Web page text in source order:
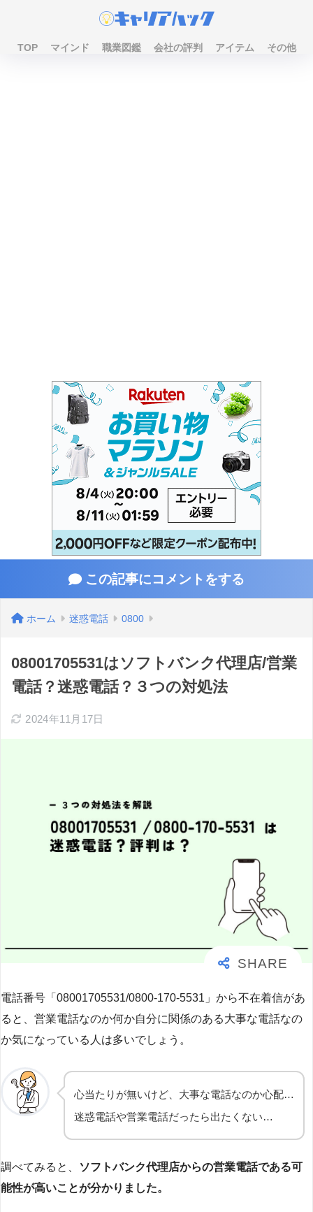
TOP マインド 職業図鑑 会社の評判 アイテム その他
この記事にコメントをする
ホーム 迷惑電話 0800
08001705531はソフトバンク代理店/営業
電話？迷惑電話？３つの対処法
2024年11月17日
電話番号「08001705531/0800-170-5531」から不在着信があ
ると、営業電話なのか何か自分に関係のある大事な電話なの
か気になっている人は多いでしょう。
心当たりが無いけど、大事な電話なのか心配…
迷惑電話や営業電話だったら出たくない…
調べてみると、
ソフトバンク代理店からの営業電話である可
能性が高いことが分かりました。